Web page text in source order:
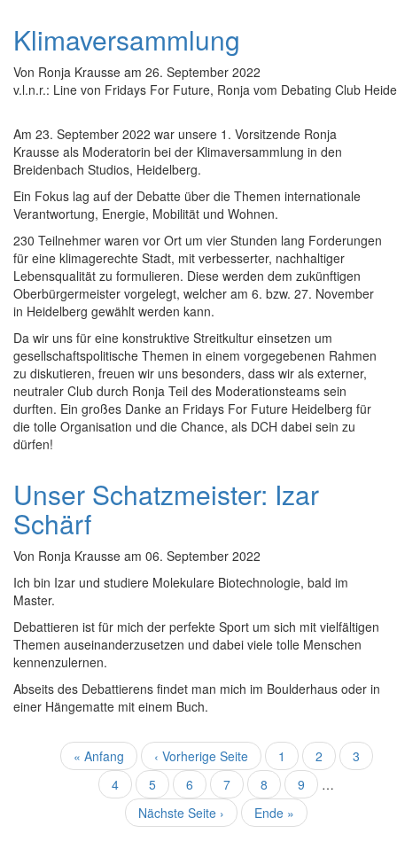
Klimaversammlung
Von Ronja Krausse am 26. September 2022
v.l.n.r.: Line von Fridays For Future, Ronja vom Debating Club
Am 23. September 2022 war unsere 1. Vorsitzende Ronja
Krausse als Moderatorin bei der Klimaversammlung in den
Breidenbach Studios, Heidelberg.
Ein Fokus lag auf der Debatte über die Themen internationale
Verantwortung, Energie, Mobilität und Wohnen.
230 Teilnehmer waren vor Ort um vier Stunden lang Forderungen
für eine klimagerechte Stadt, mit verbesserter, nachhaltiger
Lebensqualität zu formulieren. Diese werden dem zukünftigen
Oberbürgermeister vorgelegt, welcher am 6. bzw. 27. November
in Heidelberg gewählt werden kann.
Da wir uns für eine konstruktive Streitkultur einsetzen um
gesellschaftspolitische Themen in einem vorgegebenen Rahmen
zu diskutieren, freuen wir uns besonders, dass wir als externer,
neutraler Club durch Ronja Teil des Moderationsteams sein
durften. Ein großes Danke an Fridays For Future Heidelberg für
die tolle Organisation und die Chance, als DCH dabei sein zu
dürfen!
Unser Schatzmeister: Izar
Schärf
Von Ronja Krausse am 06. September 2022
Ich bin Izar und studiere Molekulare Biotechnologie, bald im
Master.
Debattieren ist für mich der perfekte Sport um sich mit vielfältigen
Themen auseinanderzusetzen und dabei viele tolle Menschen
kennenzulernen.
Abseits des Debattierens findet man mich im Boulderhaus oder in
einer Hängematte mit einem Buch.
Seitennummerierung
Erste
Seite
« Anfang
Vorherige
Seite
‹ Vorherige Seite Seite
1 Seite
2 Seite
3
Seite
4
Aktuelle
Seite
5 Seite
6 Seite
7 Seite
8 Seite
9
…
Nächste
Seite
Nächste Seite ›
Letzte
Seite
Ende »